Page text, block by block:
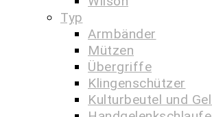
Typ
Armbänder
Mützen
Übergriffe
Klingenschützer
Kulturbeutel und